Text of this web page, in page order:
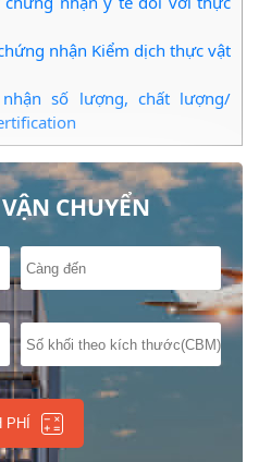
nhận Kiểm dịch thực vật
số lượng, chất lượng/
CHUYỂN
PHÍ